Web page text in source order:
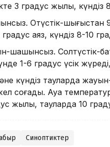
3 градус жылы, күндіз
Оңтүстік-
аяз, күндіз 8-10
шашынсыз. Солтүстік-
1-6 градус үсік
күндіз тауларда
соғады. Ауа
жылы, тауларда 10
Синоптиктер